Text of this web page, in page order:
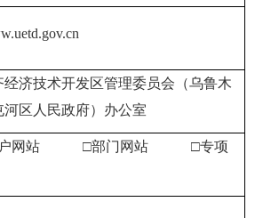
经济技术开发区管理委员会（乌鲁木
河区人民政府）办公室
户网站 □部门网站 □专项